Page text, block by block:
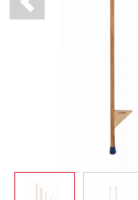
Previous